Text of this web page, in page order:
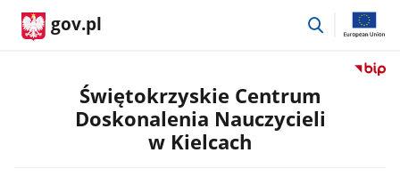
gov.pl
przejdź
Przejdź
Świętokrzyskie Centrum
Doskonalenia Nauczycieli
w Kielcach